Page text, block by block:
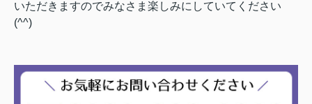
いただきますのでみなさま楽しみにしていてください
(^^)